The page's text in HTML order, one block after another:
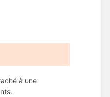
à une